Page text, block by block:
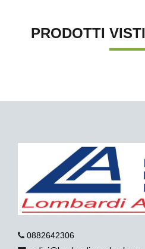
PRODOTTI
0882642306